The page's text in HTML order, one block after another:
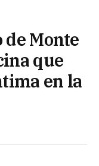
Monte
que
en la